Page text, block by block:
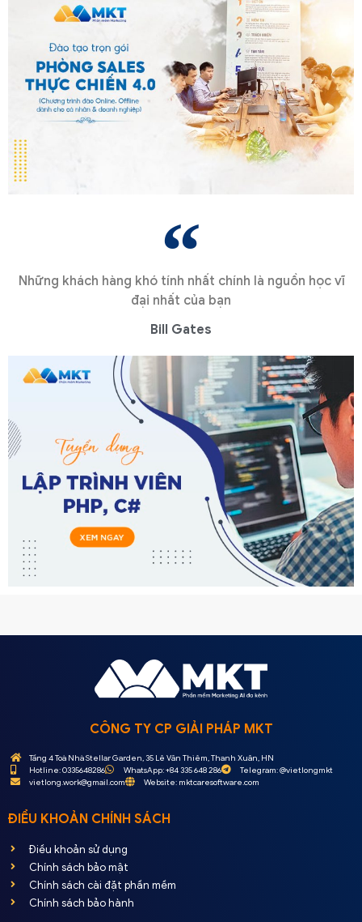
Những khách hàng khó tính nhất chính là nguồn học vĩ
đại nhất của bạn
Bill Gates
CÔNG TY CP GIẢI PHÁP MKT
Tầng 4 Toà Nhà Stellar Garden, 35 Lê Văn Thiêm, Thanh Xuân, HN
Hotline: 0335648286
WhatsApp: +84 335 648 286
Telegram: @vietlongmkt
vietlong.work@gmail.com
Website: mktcaresoftware.com
ĐIỀU KHOẢN CHÍNH SÁCH
Điều khoản sử dụng
Chính sách bảo mật
Chính sách cài đặt phần mềm
Chính sách bảo hành